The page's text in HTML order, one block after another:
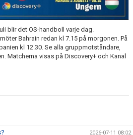
blir det OS-handboll varje dag.
Bahrain redan kl 7.15 på morgonen. På
kl 12.30. Se alla gruppmotståndare,
Matcherna visas på Discovery+ och Kanal
2026-07-11 08:02